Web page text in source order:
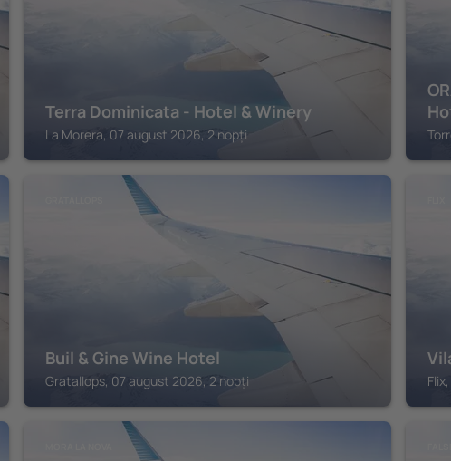
Terra Dominicata - Hotel & Winery
La Morera, 07 august 2026, 2 nopți
Buil & Gine Wine Hotel
Gratallops, 07 august 2026, 2 nopți